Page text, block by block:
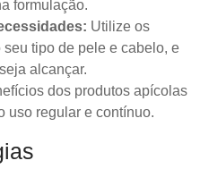
formulação.
Utilize os
tipo de pele e cabelo, e
alcançar.
dos produtos apícolas
uso regular e contínuo.